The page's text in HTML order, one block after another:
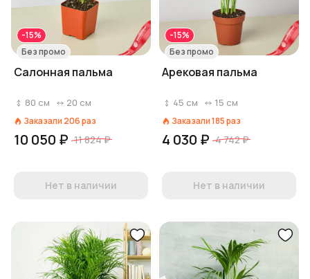
-15%
Без промо
Салонная пальма
80 см 20 см
Заказали 206раз
10 050 ₽ 11 824 ₽
Нет в наличии
-15%
Без промо
Арековая пальма
45 см 15 см
Заказали185раз
4 030 ₽ 4 742 ₽
Нет в наличии